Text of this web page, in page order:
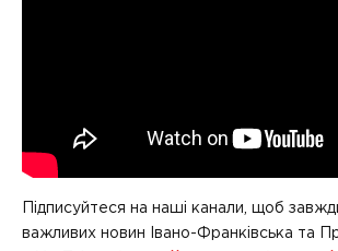
Підписуйтеся на наші канали, щоб
важливих новин Івано-Франківська та